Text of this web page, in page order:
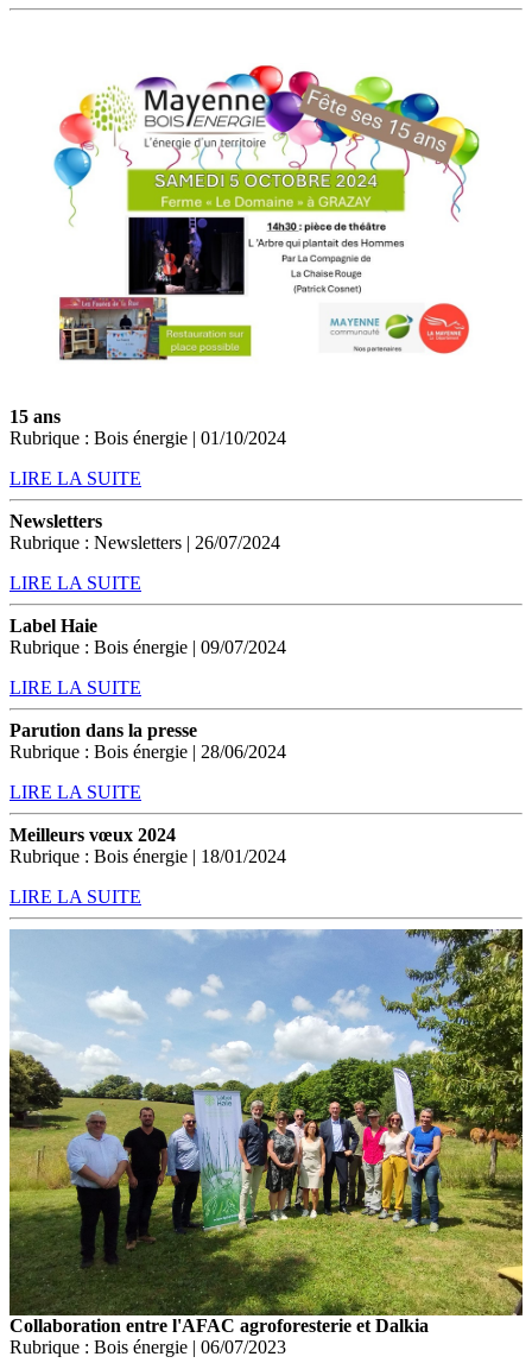
15 ans
Rubrique : Bois énergie | 01/10/2024
LIRE LA SUITE
Newsletters
Rubrique : Newsletters | 26/07/2024
LIRE LA SUITE
Label Haie
Rubrique : Bois énergie | 09/07/2024
LIRE LA SUITE
Parution dans la presse
Rubrique : Bois énergie | 28/06/2024
LIRE LA SUITE
Meilleurs vœux 2024
Rubrique : Bois énergie | 18/01/2024
LIRE LA SUITE
Collaboration entre l'AFAC agroforesterie et Dalkia
Rubrique : Bois énergie | 06/07/2023